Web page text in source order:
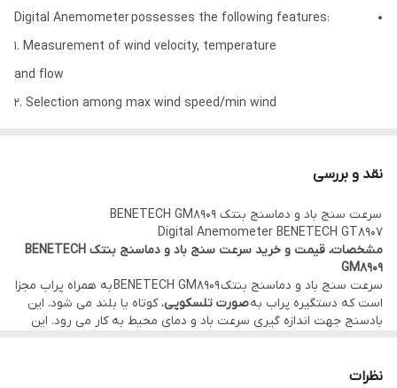
Digital Anemometer possesses the following features:
1. Measurement of wind velocity, temperature
and flow
2. Selection among max wind speed/min wind
5. Selection speed unit among M/S,KM/H,FT/MIN,
KNOTS and MPH
7. LCD backlight
8. Manual/automatic turning off
نقد و بررسی
سرعت سنج باد و دماسنج بنتک BENETECH GM8909
Digital Anemometer BENETECH GT8907
مشخصات، قیمت و خرید سرعت سنج باد و دماسنج بنتک BENETECH
GM8909
سرعت سنج باد و دماسنج بنتک BENETECH GM8909 به همراه پراب مجزا
است که دستگیره پراب بهصورت تلسکوپی، کوتاه یا بلند می شود. این
بادسنج جهت اندازه گیری سرعت باد و دمای محیط به کار می رود. این
علاوه بر این، واحدهای اندازه گیری دیگری نیز دارد. این دستگاه میتواند
نظرات